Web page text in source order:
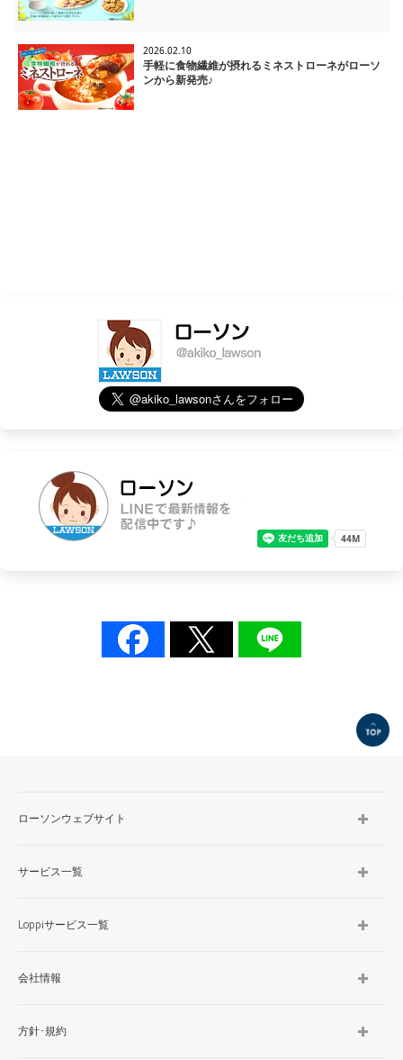
2026.02.10
手軽に食物繊維が摂れるミネストローネがローソ
ンから新発売♪
ローソンウェブサイト
サービス一覧
Loppiサービス一覧
会社情報
方針･規約